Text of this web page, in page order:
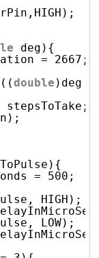
deg){
= 2667;
((double )deg
= 500;
HIGH);
LOW);